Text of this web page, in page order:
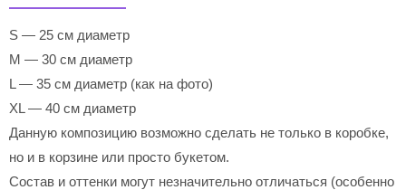
S — 25 см диаметр
M — 30 см диаметр
L — 35 см диаметр (как на фото)
XL — 40 см диаметр
Данную композицию возможно сделать не только в коробке,
но и в корзине или просто букетом.
Состав и оттенки могут незначительно отличаться (особенно